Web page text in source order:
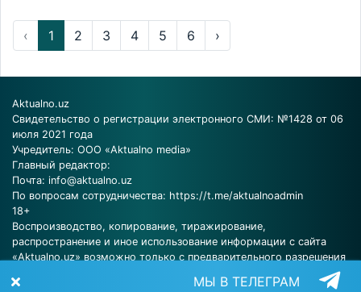
‹ 1 2 3 4 5 6 ›
Aktualno.uz
Свидетельство о регистрации электронного СМИ: №1428 от 06
июля 2021 года
Учредитель: ООО «Aktualno media»
Главный редактор:
Почта: info@aktualno.uz
По вопросам сотрудничества: https://t.me/aktualnoadmin
18+
Воспроизводство, копирование, тиражирование,
распространение и иное использование информации с сайта
«Aktualno.uz» возможно только с предварительного разрешения
МЫ В ТЕЛЕГРАМ